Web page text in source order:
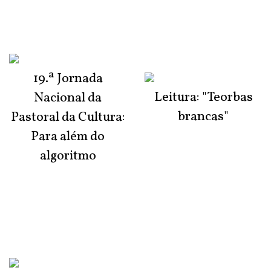
19.ª Jornada
Nacional da
Pastoral da Cultura:
Para além do
algoritmo
Leitura: "Teorbas
brancas"